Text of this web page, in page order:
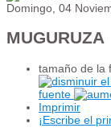
Domingo, 04
MUGURUZA
tamaño de la
fuente
Imprimir
¡Escribe el